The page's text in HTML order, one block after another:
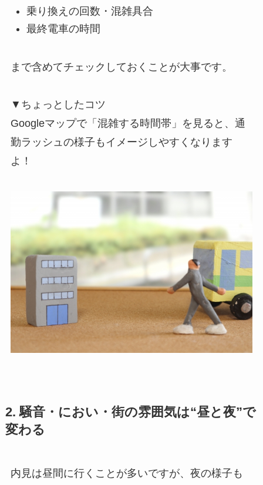
乗り換えの回数・混雑具合
最終電車の時間
まで含めてチェックしておくことが大事です。
▼ちょっとしたコツ
Googleマップで「混雑する時間帯」を見ると、通
勤ラッシュの様子もイメージしやすくなります
よ！
2. 騒音・におい・街の雰囲気は“昼と夜”で
変わる
内見は昼間に行くことが多いですが、夜の様子も